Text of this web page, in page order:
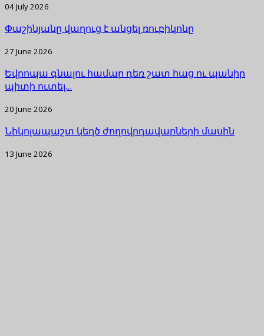
04 July 2026
Փաշինյանը վաղուց է անցել ռուբիկոնը
27 June 2026
Եվրոպա գնալու համար դեռ շատ հաց ու պանիր
պիտի ուտել…
20 June 2026
Նիկոլապաշտ կեղծ ժողովրդավարների մասին
13 June 2026